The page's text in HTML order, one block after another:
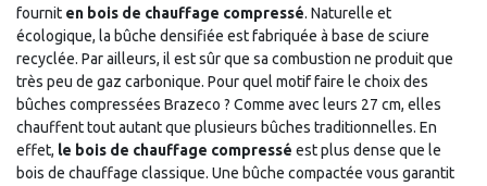
fournit en bois de chauffage compressé. Naturelle et
écologique, la bûche densifiée est fabriquée à base de sciure
recyclée. Par ailleurs, il est sûr que sa combustion ne produit que
très peu de gaz carbonique. Pour quel motif faire le choix des
bûches compressées Brazeco ? Comme avec leurs 27 cm, elles
chauffent tout autant que plusieurs bûches traditionnelles. En
effet, le bois de chauffage compressé est plus dense que le
bois de chauffage classique. Une bûche compactée vous garantit